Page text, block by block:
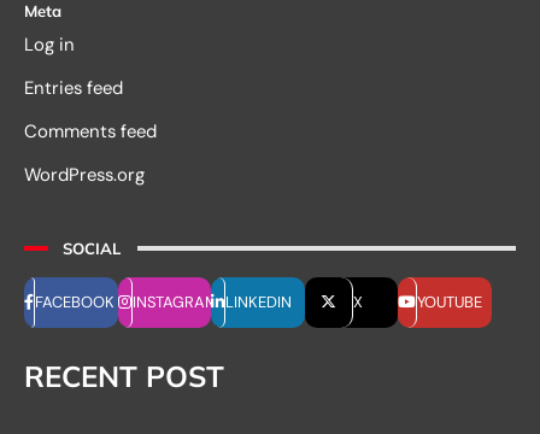
Meta
Log in
Entries feed
Comments feed
WordPress.org
SOCIAL
FACEBOOK INSTAGRAM LINKEDIN X YOUTUBE
RECENT POST